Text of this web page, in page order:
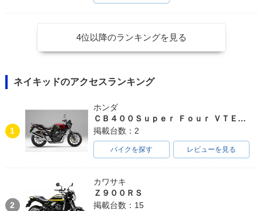
4位以降のランキングを見る
ネイキッドのアクセスランキング
1
ホンダ
ＣＢ４００Ｓｕｐｅｒ Ｆｏｕｒ ＶＴＥＣ ＳＰＥＣ３
掲載台数：2
バイクを探す レビューを見る
2
カワサキ
Ｚ９００ＲＳ
掲載台数：15